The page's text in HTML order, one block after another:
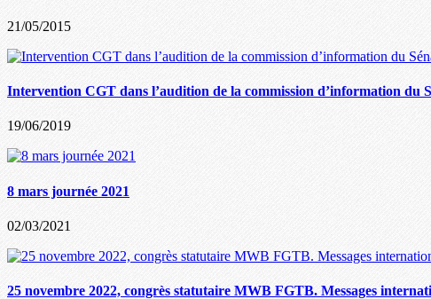
21/05/2015
Intervention CGT dans l’audition de la commission d’information du
19/06/2019
8 mars journée 2021
02/03/2021
25 novembre 2022, congrès statutaire MWB FGTB. Messages